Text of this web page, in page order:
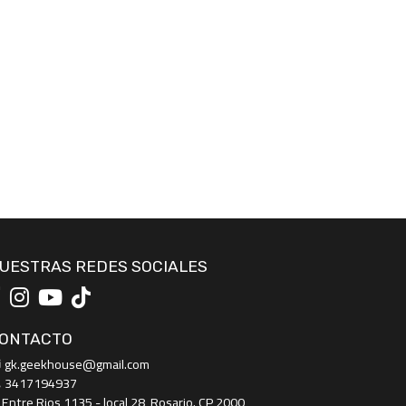
REDES SOCIALES
gk.geekhouse@gmail.com
3417194937